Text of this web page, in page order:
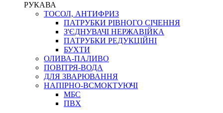
РУКАВА
ТОСОЛ, АНТИФРИЗ
ПАТРУБКИ РІВНОГО СІЧЕННЯ
З'ЄДНУВАЧІ НЕРЖАВІЙКА
ПАТРУБКИ РЕДУКЦІЙНІ
БУХТИ
ОЛИВА-ПАЛИВО
ПОВІТРЯ-ВОДА
ДЛЯ ЗВАРЮВАННЯ
НАПІРНО-ВСМОКТУЮЧІ
МБС
ПВХ